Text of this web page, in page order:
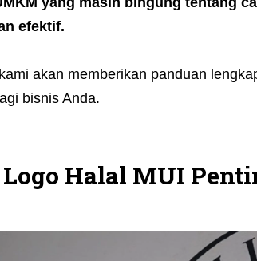
efektif.
akan memberikan panduan
bisnis Anda.
Halal MUI